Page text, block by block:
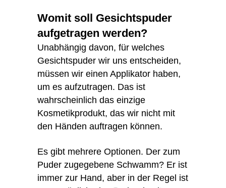
Womit soll Gesichtspuder
aufgetragen werden?
Unabhängig davon, für welches
Gesichtspuder wir uns entscheiden,
müssen wir einen Applikator haben,
um es aufzutragen. Das ist
wahrscheinlich das einzige
Kosmetikprodukt, das wir nicht mit
den Händen auftragen können.
Es gibt mehrere Optionen. Der zum
Puder zugegebene Schwamm? Er ist
immer zur Hand, aber in der Regel ist